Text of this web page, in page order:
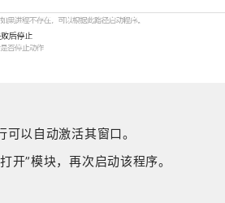
以自动激活其窗口。
开”模块，再次启动该程序。